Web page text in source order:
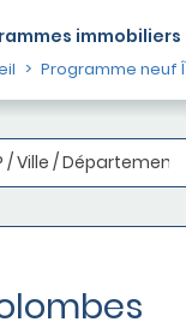
immobiliers
Programme neuf